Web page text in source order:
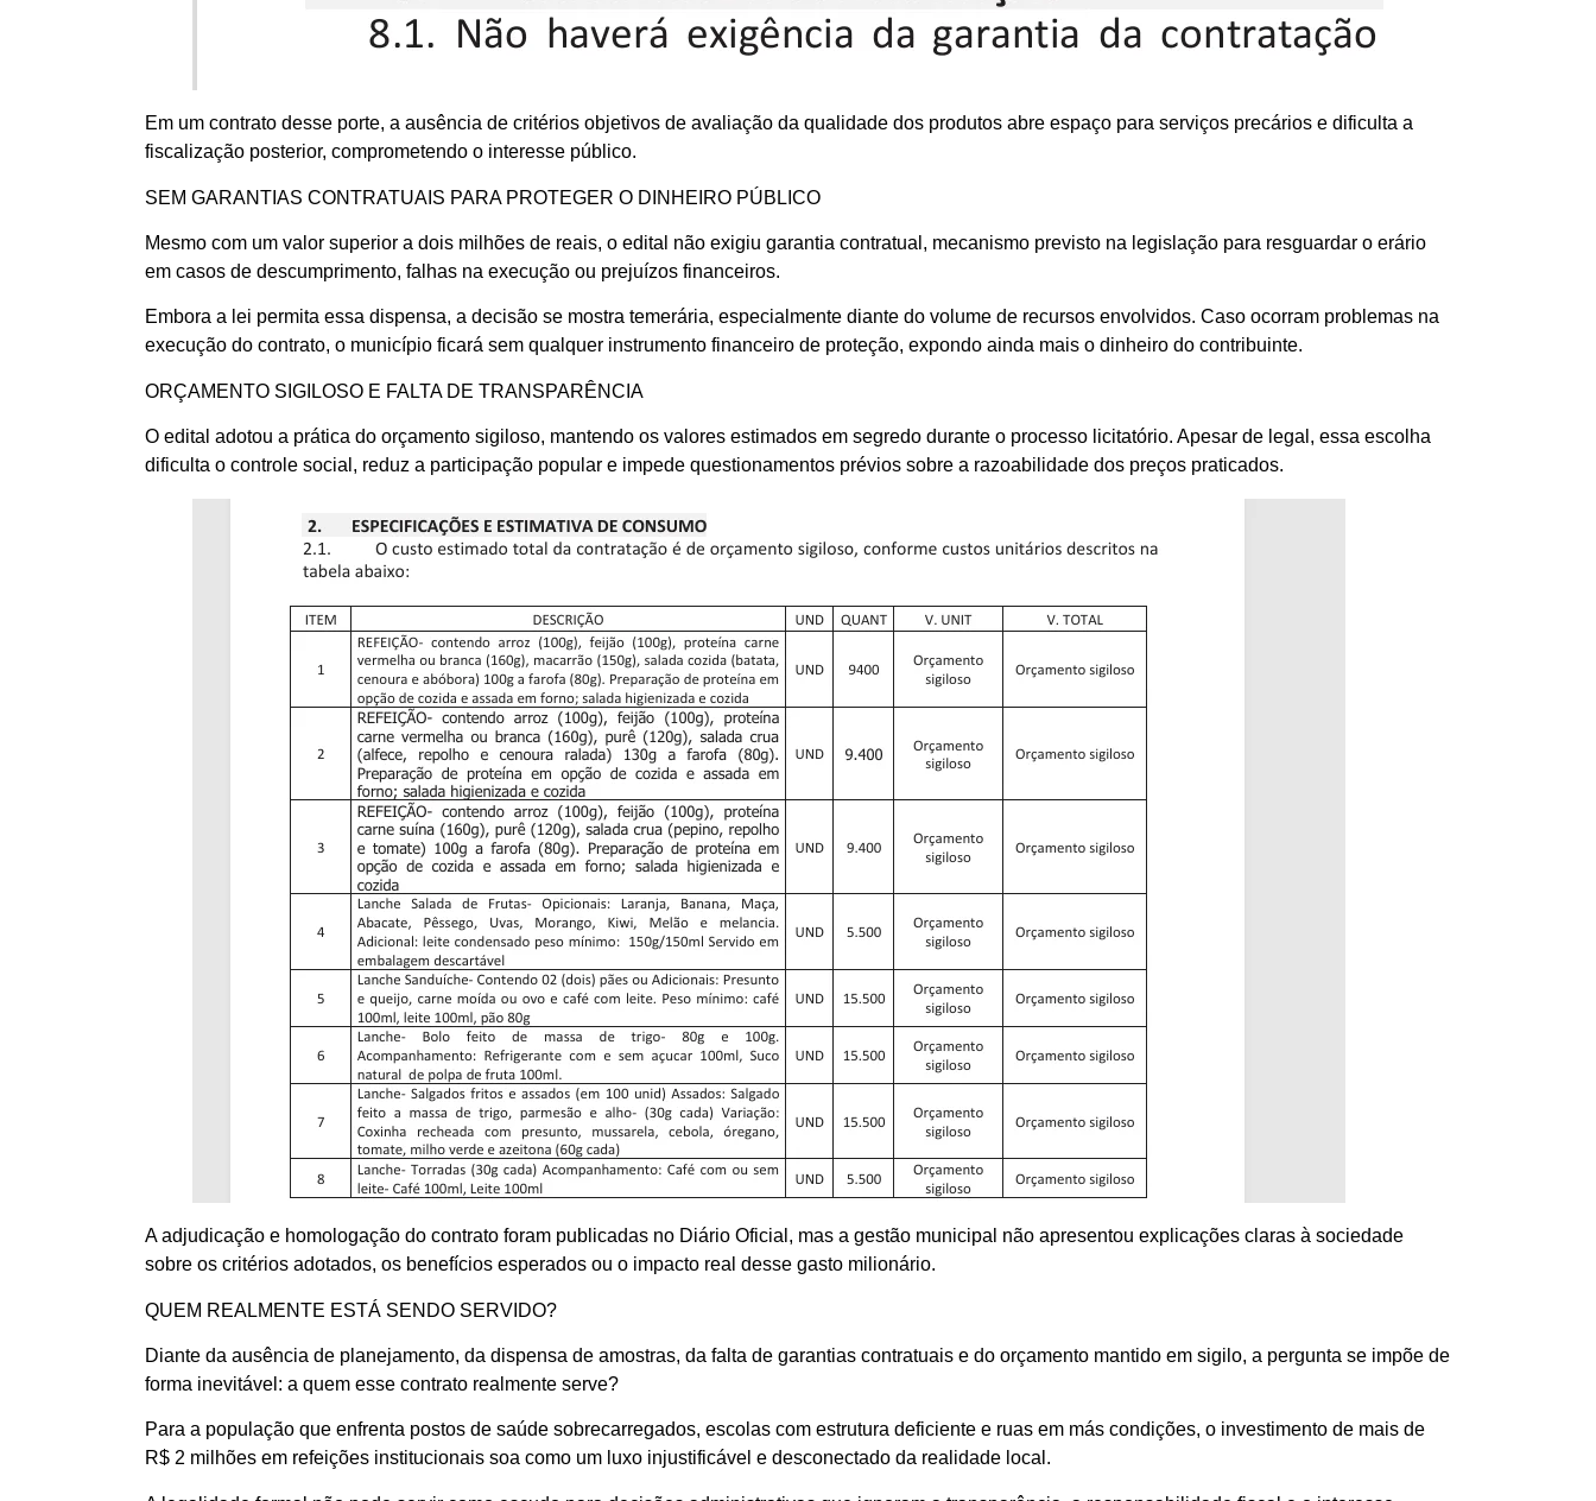
Em um contrato desse porte, a ausência de critérios objetivos de avaliação da qualidade dos produtos abre espaço para serviços precários e dificulta a
fiscalização posterior, comprometendo o interesse público.
SEM GARANTIAS CONTRATUAIS PARA PROTEGER O DINHEIRO PÚBLICO
Mesmo com um valor superior a dois milhões de reais, o edital não exigiu garantia contratual, mecanismo previsto na legislação para resguardar o erário
em casos de descumprimento, falhas na execução ou prejuízos financeiros.
Embora a lei permita essa dispensa, a decisão se mostra temerária, especialmente diante do volume de recursos envolvidos. Caso ocorram problemas na
execução do contrato, o município ficará sem qualquer instrumento financeiro de proteção, expondo ainda mais o dinheiro do contribuinte.
ORÇAMENTO SIGILOSO E FALTA DE TRANSPARÊNCIA
O edital adotou a prática do orçamento sigiloso, mantendo os valores estimados em segredo durante o processo licitatório. Apesar de legal, essa escolha
dificulta o controle social, reduz a participação popular e impede questionamentos prévios sobre a razoabilidade dos preços praticados.
A adjudicação e homologação do contrato foram publicadas no Diário Oficial, mas a gestão municipal não apresentou explicações claras à sociedade
sobre os critérios adotados, os benefícios esperados ou o impacto real desse gasto milionário.
QUEM REALMENTE ESTÁ SENDO SERVIDO?
Diante da ausência de planejamento, da dispensa de amostras, da falta de garantias contratuais e do orçamento mantido em sigilo, a pergunta se impõe de
forma inevitável: a quem esse contrato realmente serve?
Para a população que enfrenta postos de saúde sobrecarregados, escolas com estrutura deficiente e ruas em más condições, o investimento de mais de
R$ 2 milhões em refeições institucionais soa como um luxo injustificável e desconectado da realidade local.